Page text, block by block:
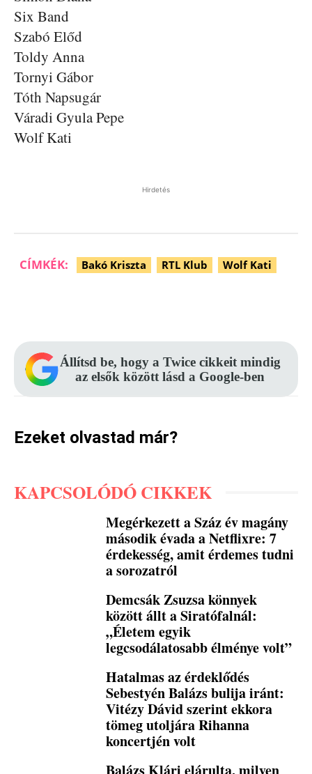
Six Band
Szabó Előd
Toldy Anna
Tornyi Gábor
Tóth Napsugár
Váradi Gyula Pepe
Wolf Kati
Hirdetés
CÍMKÉK: Bakó Kriszta RTL Klub Wolf Kati
Állítsd be, hogy a Twice cikkeit mindig
az elsők között lásd a Google-ben
Ezeket olvastad már?
KAPCSOLÓDÓ CIKKEK
Megérkezett a Száz év magány
második évada a Netflixre: 7
érdekesség, amit érdemes tudni
a sorozatról
Demcsák Zsuzsa könnyek
között állt a Siratófalnál:
„Életem egyik
legcsodálatosabb élménye volt”
Hatalmas az érdeklődés
Sebestyén Balázs bulija iránt:
Vitézy Dávid szerint ekkora
tömeg utoljára Rihanna
koncertjén volt